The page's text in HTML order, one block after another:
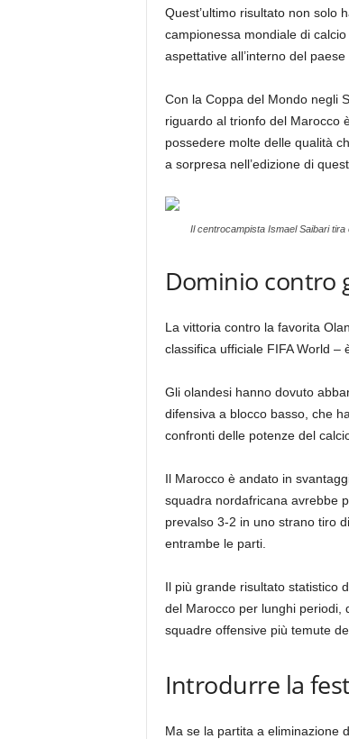
Quest’ultimo risultato non solo
campionessa mondiale di
aspettative all’interno del
Con la Coppa del Mondo negli
riguardo al trionfo del Marocco
possedere molte delle qualità
a sorpresa nell’edizione di
Il centrocampista Ismael Saibari
Dominio contro
La vittoria contro la favorita
classifica ufficiale FIFA World –
Gli olandesi hanno dovuto
difensiva a blocco basso, che
confronti delle potenze del
Il Marocco è andato in
squadra nordafricana avrebbe
prevalso 3-2 in uno strano tiro
entrambe le parti.
Il più grande risultato statistico
del Marocco per lunghi periodi,
squadre offensive più temute
Introdurre la
Ma se la partita a eliminazione